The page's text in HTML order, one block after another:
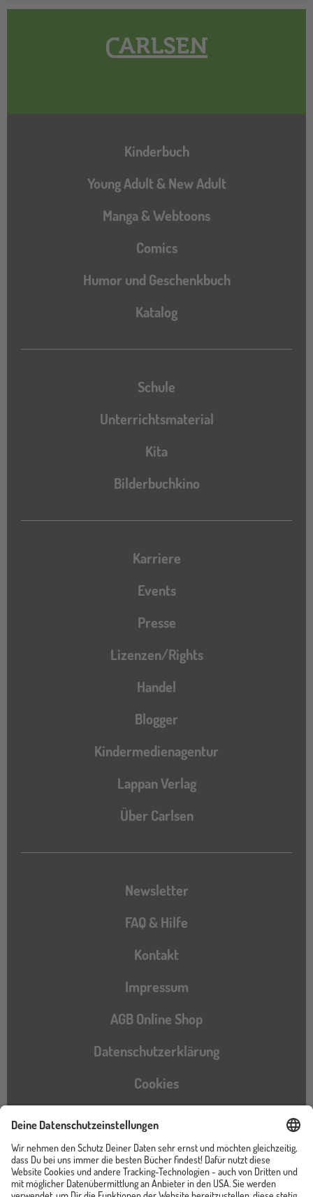
Hauptnavigation
Kinderbuch
Young Adult & New Adult
Manga & Webtoons
Comics
Humor und Geschenkbuch
Katalog
Katalog
Schule
Unterrichtsmaterial
Kita
Bilderbuchkino
Karriere
Events
Presse
Lizenzen/Rights
Handel
Blogger
Kindermedienagentur
Lappan Verlag
Über Carlsen
Newsletter
FAQ & Hilfe
Kontakt
Impressum
AGB Online Shop
Datenschutzerklärung
Cookies
Barrierefreiheitserklärung
Instagram
TikTokPinterestYouTubeFacebook